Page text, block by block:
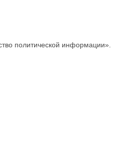
политической информации».